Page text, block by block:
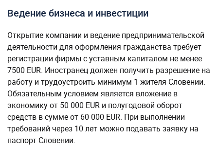
Ведение бизнеса и инвестиции
Открытие компании и ведение предпринимательской
деятельности для оформления гражданства требует
регистрации фирмы с уставным капиталом не менее
7500 EUR. Иностранец должен получить разрешение на
работу и трудоустроить минимум 1 жителя Словении.
Обязательным условием является вложение в
экономику от 50 000 EUR и полугодовой оборот
средств в сумме от 60 000 EUR. При выполнении
требований через 10 лет можно подавать заявку на
паспорт Словении.